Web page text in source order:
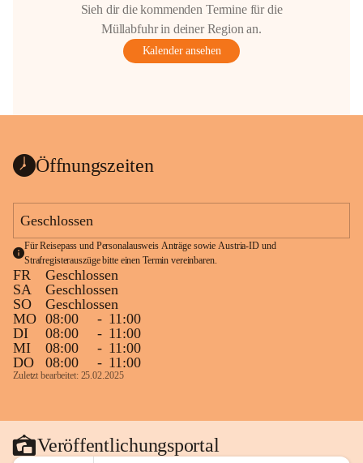
Sieh dir die kommenden Termine für die
Müllabfuhr in deiner Region an.
Kalender ansehen
Öffnungszeiten
Geschlossen
Für Reisepass und Personalausweis Anträge sowie Austria-ID und
Strafregisterauszüge bitte einen Termin vereinbaren.
FR
Geschlossen
SA
Geschlossen
SO
Geschlossen
MO 08:00 - 11:00
DI
08:00 - 11:00
MI
08:00 - 11:00
DO
08:00 - 11:00
Zuletzt bearbeitet: 25.02.2025
Veröffentlichungsportal